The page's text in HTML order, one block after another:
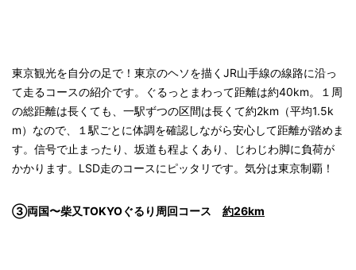
東京観光を自分の足で！東京のヘソを描くJR山手線の線路に沿っ
て走るコースの紹介です。ぐるっとまわって距離は約40km。１周
の総距離は長くても、一駅ずつの区間は長くて約2km（平均1.5k
m）なので、１駅ごとに体調を確認しながら安心して距離が踏めま
す。信号で止まったり、坂道も程よくあり、じわじわ脚に負荷が
かかります。LSD走のコースにピッタリです。気分は東京制覇！
③両国〜柴又TOKYOぐるり周回コース 約26km